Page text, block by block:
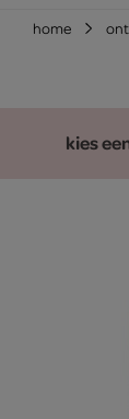
home
kies